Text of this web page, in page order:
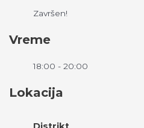
Završen!
Vreme
18:00 - 20:00
Lokacija